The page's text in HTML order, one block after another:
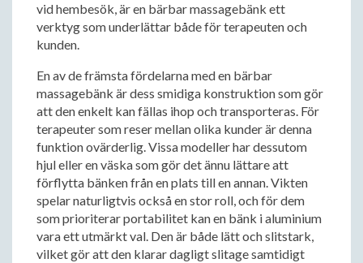
vid hembesök, är en bärbar massagebänk ett
verktyg som underlättar både för terapeuten och
kunden.
En av de främsta fördelarna med en bärbar
massagebänk är dess smidiga konstruktion som gör
att den enkelt kan fällas ihop och transporteras. För
terapeuter som reser mellan olika kunder är denna
funktion ovärderlig. Vissa modeller har dessutom
hjul eller en väska som gör det ännu lättare att
förflytta bänken från en plats till en annan. Vikten
spelar naturligtvis också en stor roll, och för dem
som prioriterar portabilitet kan en bänk i aluminium
vara ett utmärkt val. Den är både lätt och slitstark,
vilket gör att den klarar dagligt slitage samtidigt